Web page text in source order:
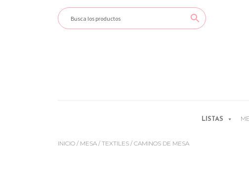
LISTAS
INICIO / MESA / TEXTILES / CAMINOS DE MESA